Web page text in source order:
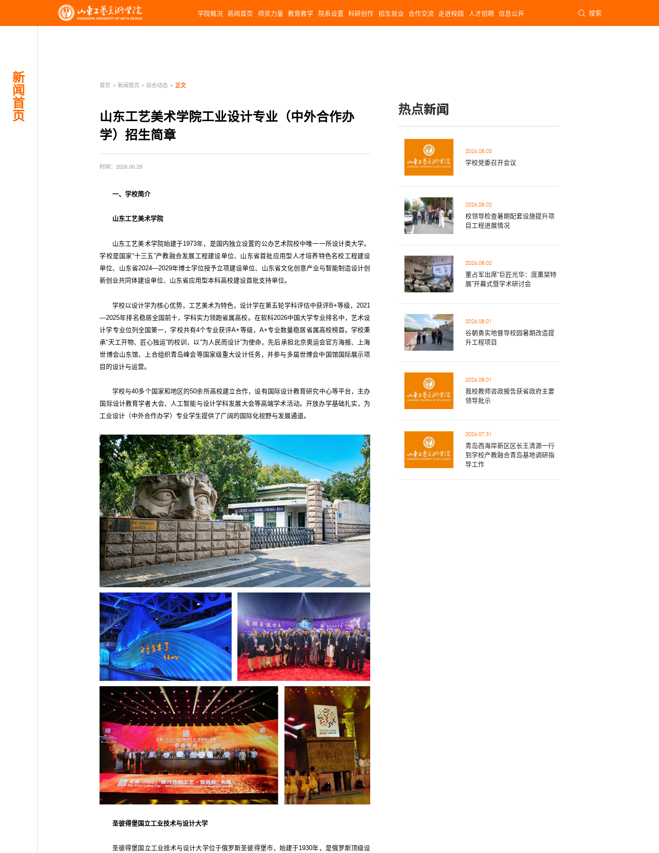
学院概况 新闻首页 师资力量 教育教学 院系设置 科研创作 招生就业 合作交流 走进校园 人才招聘 信息公开 搜索
新
闻
首
页
首页 > 新闻首页 > 综合动态 > 正文
山东工艺美术学院工业设计专业（中外合作办
学）招生简章
时间：2026.06.28
一、学校简介
山东工艺美术学院
山东工艺美术学院始建于1973年，是国内独立设置的公办艺术院校中唯一一所设计类大学。
学校是国家“十三五”产教融合发展工程建设单位、山东省首批应用型人才培养特色名校工程建设
单位、山东省2024—2029年博士学位授予立项建设单位、山东省文化创意产业与智能制造设计创
新创业共同体建设单位、山东省应用型本科高校建设首批支持单位。
学校以设计学为核心优势，工艺美术为特色，设计学在第五轮学科评估中获评B+等级，2021
—2025年排名稳居全国前十，学科实力领跑省属高校。在软科2026中国大学专业排名中，艺术设
计学专业位列全国第一，学校共有4个专业获评A+等级，A+专业数量稳居省属高校榜首。学校秉
承“天工开物、匠心独运”的校训，以“为人民而设计”为使命，先后承担北京奥运会官方海报、上海
世博会山东馆、上合组织青岛峰会等国家级重大设计任务，并参与多届世博会中国馆国际展示项
目的设计与运营。
学校与40多个国家和地区的50余所高校建立合作，设有国际设计教育研究中心等平台，主办
国际设计教育学者大会、人工智能与设计学科发展大会等高端学术活动。开放办学基础扎实，为
工业设计（中外合作办学）专业学生提供了广阔的国际化视野与发展通道。
圣彼得堡国立工业技术与设计大学
圣彼得堡国立工业技术与设计大学位于俄罗斯圣彼得堡市，始建于1930年，是俄罗斯顶级设
热点新闻
2026.08.03
学校党委召开会议
2026.08.02
校领导检查暑期配套设施提升项
目工程进展情况
2026.08.02
董占军出席“巨匠光华：庞薰琹特
展”开幕式暨学术研讨会
2026.08.01
谷朝勇实地督导校园暑期改造提
升工程项目
2026.08.01
我校教师咨政报告获省政府主要
领导批示
2026.07.31
青岛西海岸新区区长王清源一行
到学校产教融合青岛基地调研指
导工作